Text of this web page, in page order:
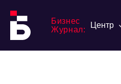
Бизнес
Журнал:
Центр